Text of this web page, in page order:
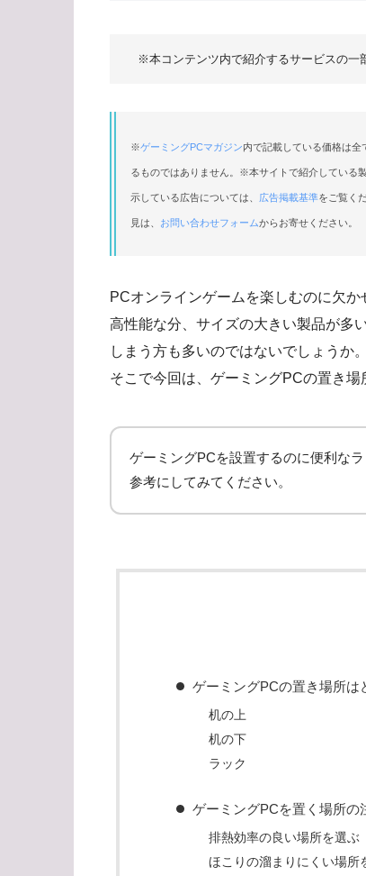
※本コンテンツ内で紹介するサービスの一
※ゲーミングPCマガジン内で記載している価格は
るものではありません。※本サイトで紹介している
示している広告については、 広告掲載基準をご覧く
見は、 お問い合わせフォームからお寄せください。
PCオンラインゲームを楽しむのに欠か
高性能な分、サイズの大きい製品が多
しまう方も多いのではないでしょうか。
そこで今回は、ゲーミングPCの置き場
ゲーミングPCを設置するのに便利な
参考にしてみてください。
ゲーミングPCの置き場所は
机の上
机の下
ラック
ゲーミングPCを置く場所の
排熱効率の良い場所を選ぶ
ほこりの溜まりにくい場所